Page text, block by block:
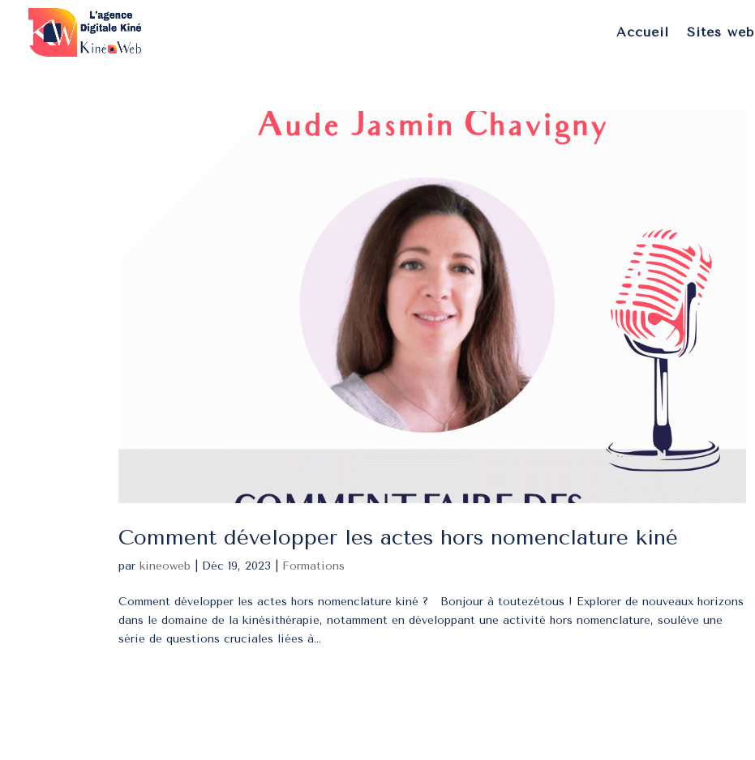
Accueil Sites web
Comment développer les actes hors nomenclature kiné
parkineoweb Déc 19, 2023 Formations
Comment développer les actes hors nomenclature kiné ? Bonjour à toutezétous ! Explorer de nouveaux horizons
dans le domaine de la kinésithérapie, notamment en développant une activité hors nomenclature, soulève une
série de questions cruciales liées à...